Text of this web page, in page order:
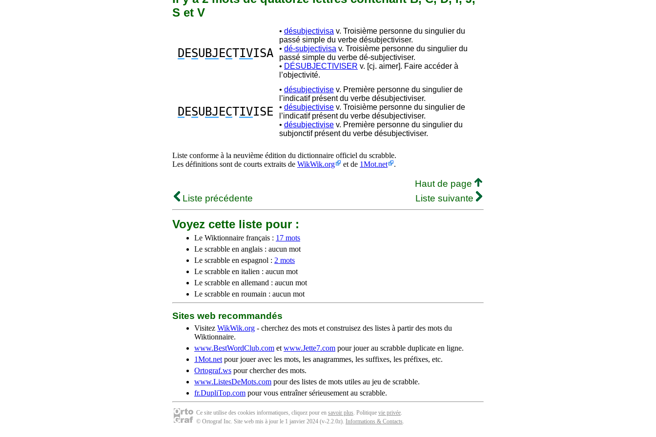
S et V
DESUBJ ECTIVISA
• désubjectivisa v. Troisième personne du singulier du
passé simple du verbe désubjectiviser.
• dé-subjectivisa v. Troisième personne du singulier du
passé simple du verbe dé-subjectiviser.
• DÉSUBJECTIVISER v. [cj. aimer]. Faire accéder à
l’objectivité.
DESUBJ ECTIVISE
• désubjectivise v. Première personne du singulier de
l’indicatif présent du verbe désubjectiviser.
• désubjectivise v. Troisième personne du singulier de
l’indicatif présent du verbe désubjectiviser.
• désubjectivise v. Première personne du singulier du
subjonctif présent du verbe désubjectiviser.
Liste conforme à la neuvième édition du dictionnaire officiel du scrabble.
Les définitions sont de courts extraits de WikWik.org et de 1Mot.net .
Haut de page
Liste précédente
Liste suivante
Voyez cette liste pour :
Le Wiktionnaire français : 17 mots
Le scrabble en anglais : aucun mot
Le scrabble en espagnol : 2 mots
Le scrabble en italien : aucun mot
Le scrabble en allemand : aucun mot
Le scrabble en roumain : aucun mot
Sites web recommandés
Visitez WikWik.org - cherchez des mots et construisez des listes à partir des mots du
Wiktionnaire.
www.BestWordClub.com et www.Jette7.com pour jouer au scrabble duplicate en ligne.
1Mot.net pour jouer avec les mots, les anagrammes, les suffixes, les préfixes, etc.
Ortograf.ws pour chercher des mots.
www.ListesDeMots.com pour des listes de mots utiles au jeu de scrabble.
fr.DupliTop.com pour vous entraîner sérieusement au scrabble.
Ce site utilise des cookies informatiques, cliquez pour en savoir plus. Politique vie privée.
© Ortograf Inc. Site web mis à jour le 1 janvier 2024 (v-2.2.0z). Informations & Contacts.